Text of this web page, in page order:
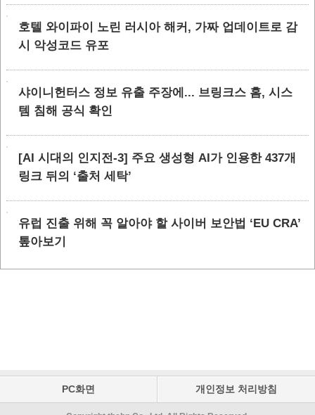
호텔 와이파이 노린 러시아 해커, 가짜 업데이트로 감
시 악성코드 유포
샤이니헌터스 정보 유출 주장에... 브링크스 홈, 시스
템 침해 공식 확인
[AI 시대의 인지전-3] 주요 생성형 AI가 인용한 437개
링크 뒤의 ‘출처 세탁’
유럽 진출 위해 꼭 알아야 할 사이버 보안법 ‘EU CRA’
톺아보기
PC화면 개인정보 처리방침